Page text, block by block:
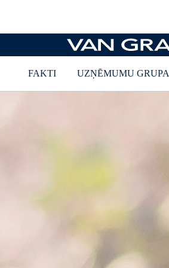
FAKTI UZŅĒMUMU GRUPA
Vietne ar marķējuma zīmēm